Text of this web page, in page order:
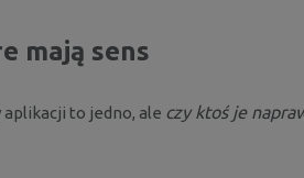
mają sens
aplikacji to jedno, ale czy ktoś je